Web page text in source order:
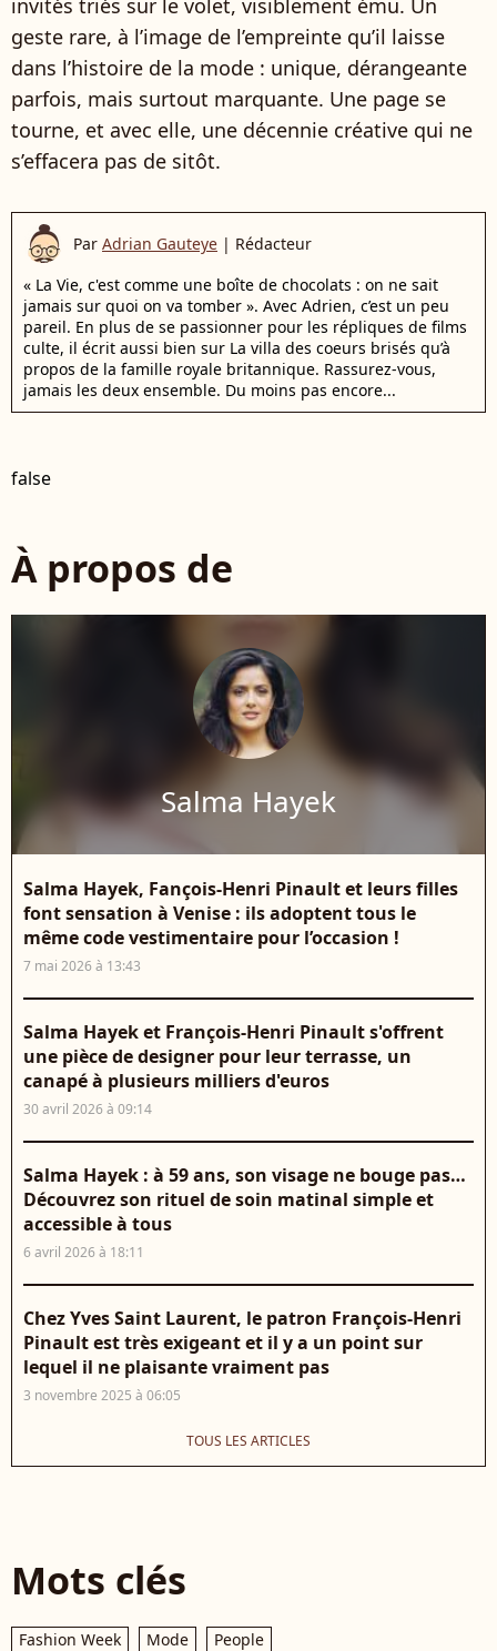
geste rare, à l’image de l’empreinte qu’il laisse
dans l’histoire de la mode : unique, dérangeante
parfois, mais surtout marquante. Une page se
tourne, et avec elle, une décennie créative qui ne
s’effacera pas de sitôt.
Par Adrian Gauteye | Rédacteur
« La Vie, c'est comme une boîte de chocolats : on ne sait
jamais sur quoi on va tomber ». Avec Adrien, c’est un peu
pareil. En plus de se passionner pour les répliques de films
culte, il écrit aussi bien sur La villa des coeurs brisés qu’à
propos de la famille royale britannique. Rassurez-vous,
jamais les deux ensemble. Du moins pas encore...
false
À propos de
Salma Hayek
Salma Hayek, Fançois-Henri Pinault et leurs filles
font sensation à Venise : ils adoptent tous le
même code vestimentaire pour l’occasion !
7 mai 2026 à 13:43
Salma Hayek et François-Henri Pinault s'offrent
une pièce de designer pour leur terrasse, un
canapé à plusieurs milliers d'euros
30 avril 2026 à 09:14
Salma Hayek : à 59 ans, son visage ne bouge pas…
Découvrez son rituel de soin matinal simple et
accessible à tous
6 avril 2026 à 18:11
Chez Yves Saint Laurent, le patron François-Henri
Pinault est très exigeant et il y a un point sur
lequel il ne plaisante vraiment pas
3 novembre 2025 à 06:05
TOUS LES ARTICLES
Mots clés
Fashion Week Mode
People